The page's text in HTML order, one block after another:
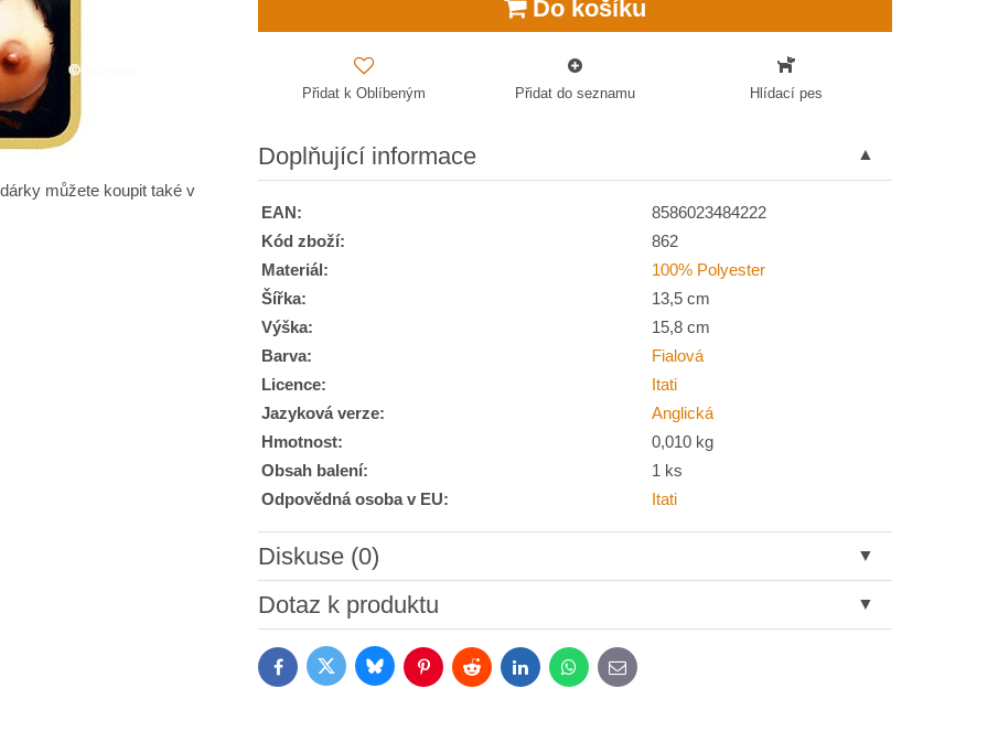
můžete koupit také v
Do košíku
Přidat k Oblíbeným Přidat do seznamu Hlídací pes
Doplňující informace
EAN:
8586023484222
Kód zboží:
862
Materiál:
100% Polyester
Šířka:
13,5 cm
Výška:
15,8 cm
Barva:
Fialová
Licence:
Itati
Jazyková verze:
Anglická
Hmotnost:
0,010 kg
Obsah balení:
1 ks
Odpovědná osoba v EU:
Itati
Diskuse (0)
Nový komentář
Dotaz k produktu
FacebookTwitter BlueskyPinterestReddit LinkedInWhatsApp
E-
mail